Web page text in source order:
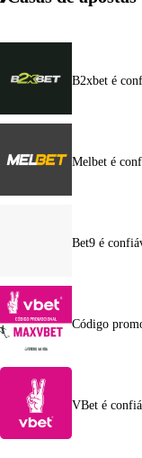
B2xbet é
Melbet é
Bet9 é
Código
VBet é